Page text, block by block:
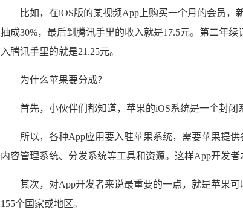
比如，在iOS版的某视频App上购买一个月的会员，
抽成30%，最后到腾讯手里的收入就是17.5元。第二年
入腾讯手里的就是21.25元。
为什么苹果要分成？
首先，小伙伴们都知道，苹果的iOS系统是一个封闭
所以，各种App应用要入驻苹果系统，需要苹果提供
内容管理系统、分发系统等工具和资源。这样App开发者
其次，对App开发者来说最重要的一点，就是苹果
155个国家或地区。